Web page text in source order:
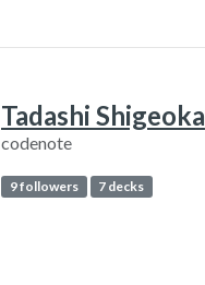
Tadashi Shigeoka
codenote
9 followers 7 decks